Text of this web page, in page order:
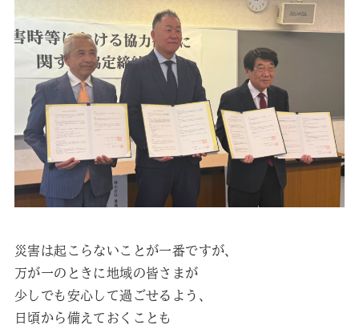
災害は起こらないことが一番ですが、
万が一のときに地域の皆さまが
少しでも安心して過ごせるよう、
日頃から備えておくことも